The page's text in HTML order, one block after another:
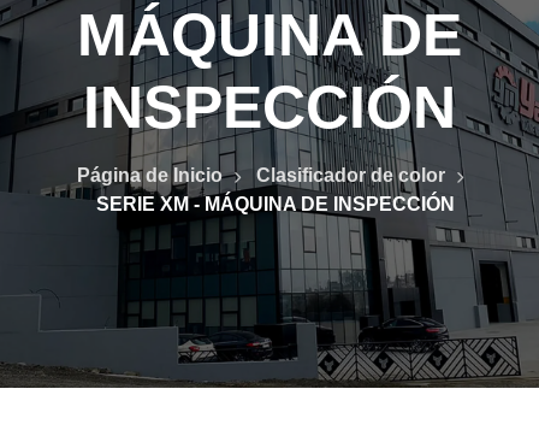
MÁQUINA DE
INSPECCIÓN
Página de Inicio
Clasificador de color
SERIE XM - MÁQUINA DE INSPECCIÓN